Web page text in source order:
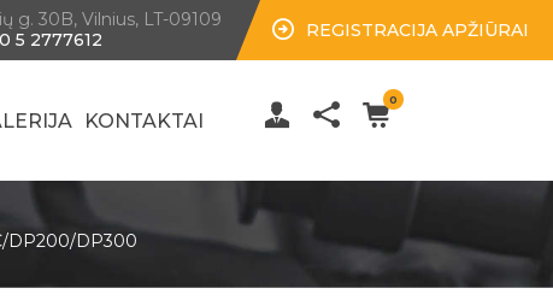
REGISTRACIJA APŽIŪRAI
g. 30B, Vilnius, LT-09109
5 2777612
KONTAKTAI
0
DP200/DP300